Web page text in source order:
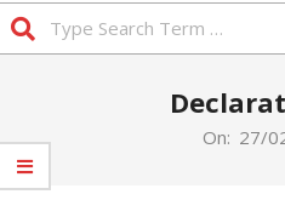
On: 27/